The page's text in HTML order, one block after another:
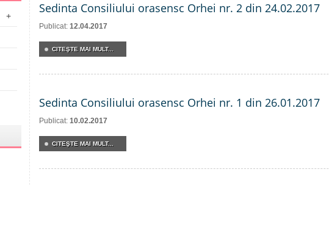
+
Sedinta Consiliului orasensc Orhei nr. 2 din 24.02.2017
Publicat: 12.04.2017
CITEŞTE MAI MULT...
Sedinta Consiliului orasensc Orhei nr. 1 din 26.01.2017
Publicat: 10.02.2017
CITEŞTE MAI MULT...